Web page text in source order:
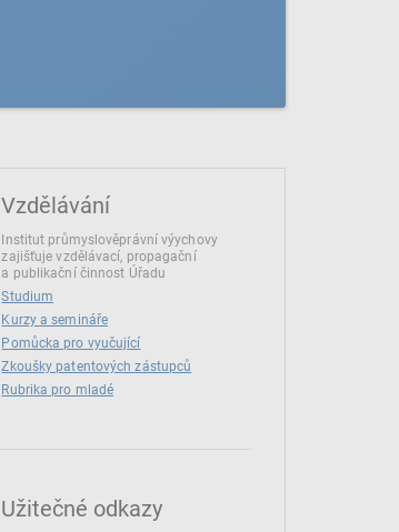
Vzdělávání
Institut průmyslověprávní výychovy
zajišťuje vzdělávací, propagační
a publikační činnost Úřadu
Studium
Kurzy a semináře
Pomůcka pro vyučující
Zkoušky patentových zástupců
Rubrika pro mladé
Užitečné odkazy